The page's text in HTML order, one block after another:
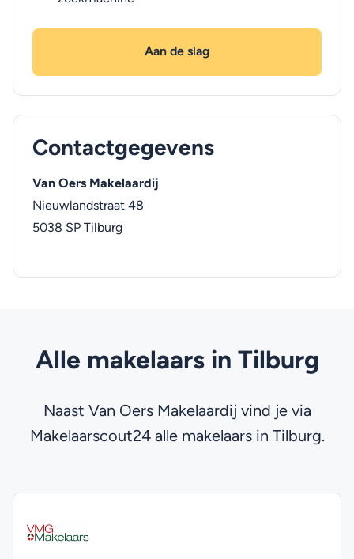
Aan de slag
Contactgegevens
Van Oers Makelaardij
Nieuwlandstraat 48
5038 SP Tilburg
Alle makelaars in Tilburg
Naast Van Oers Makelaardij vind je via
Makelaarscout24 alle makelaars in Tilburg.